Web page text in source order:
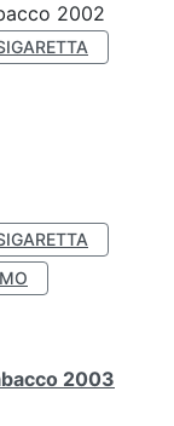
2002
2003